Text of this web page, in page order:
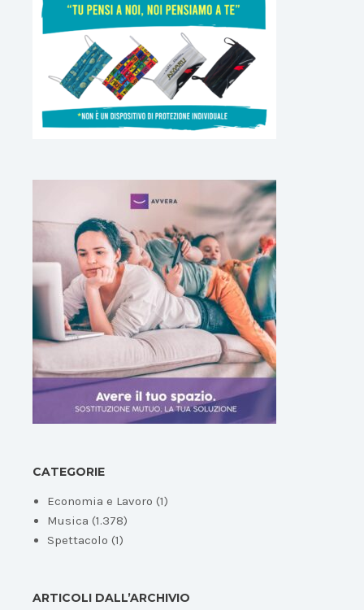
CATEGORIE
Economia e Lavoro (1)
Musica (1.378)
Spettacolo (1)
ARTICOLI DALL’ARCHIVIO